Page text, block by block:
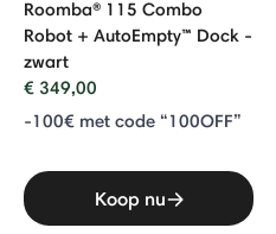
Roomba® 115 Combo
Robot + AutoEmpty™ Dock -
zwart
€ 349,00
-100€ met code “100OFF”
Koop nu